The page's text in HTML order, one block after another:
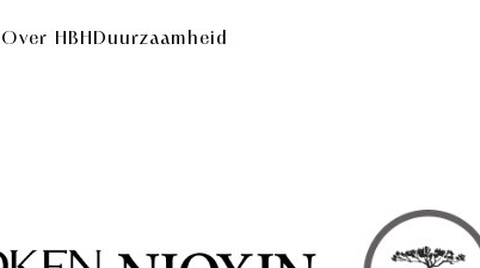
Over HBHDuurzaamheid